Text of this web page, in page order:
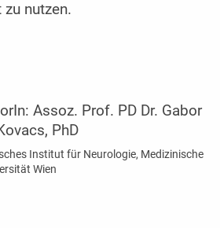
nutzen.
Assoz. Prof. PD Dr. Gabor
PhD
Institut für Neurologie, Medizinische
Wien